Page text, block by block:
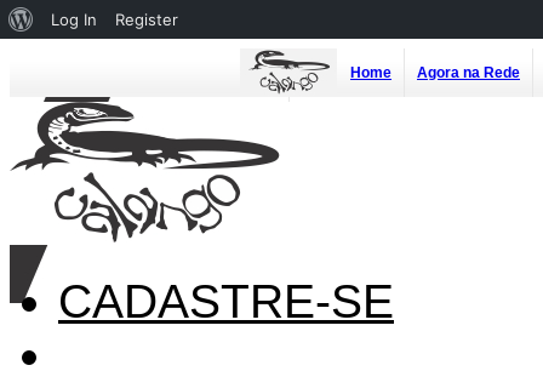
Home Agora na Rede
CADASTRE-SE
About
Log In Register